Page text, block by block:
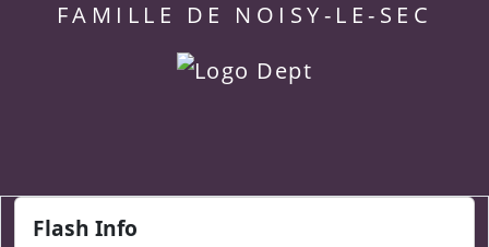
FAMILLE DE NOISY-LE-SEC
Flash Info